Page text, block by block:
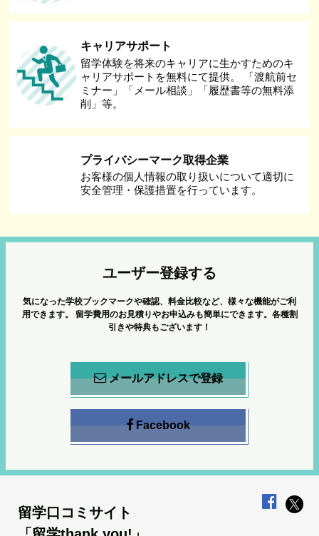
キャリアサポート
留学体験を将来のキャリアに生かすためのキ
ャリアサポートを無料にて提供。 「渡航前セ
ミナー」「メール相談」「履歴書等の無料添
削」等。
プライバシーマーク取得企業
お客様の個人情報の取り扱いについて適切に
安全管理・保護措置を行っています。
ユーザー登録する
気になった学校ブックマークや確認、料金比較など、様々な機能がご利
用できます。
留学費用のお見積りやお申込みも簡単にできます。各種割
引きや特典もございます！
メールアドレスで登録
Facebook
留学口コミサイト